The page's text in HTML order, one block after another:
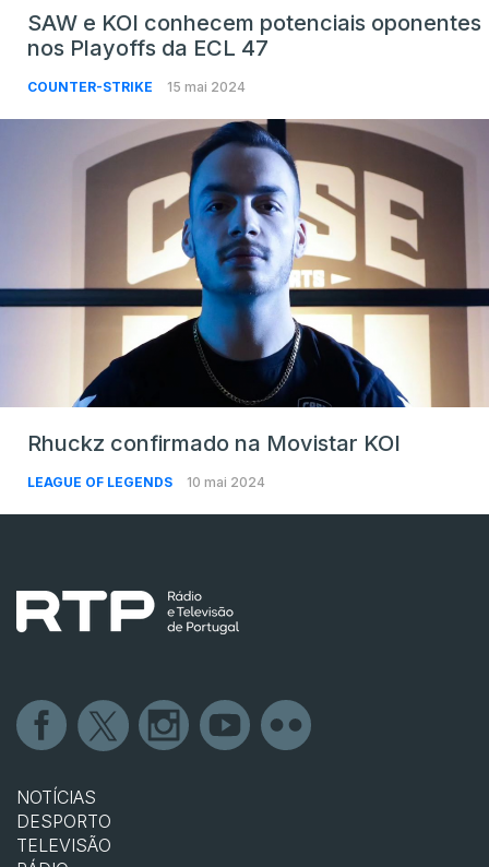
SAW e KOI conhecem potenciais oponentes
nos Playoffs da ECL 47
COUNTER-STRIKE 15 mai 2024
Rhuckz confirmado na Movistar KOI
LEAGUE OF LEGENDS 10 mai 2024
NOTÍCIAS
DESPORTO
TELEVISÃO